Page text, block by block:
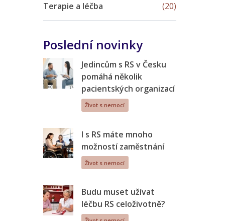
Terapie a léčba (20)
Poslední novinky
Jedincům s RS v Česku
pomáhá několik
pacientských organizací
Život s nemocí
I s RS máte mnoho
možností zaměstnání
Život s nemocí
Budu muset užívat
léčbu RS celoživotně?